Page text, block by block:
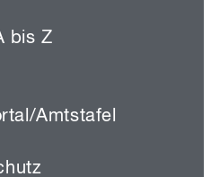
bis Z
Amtstafel